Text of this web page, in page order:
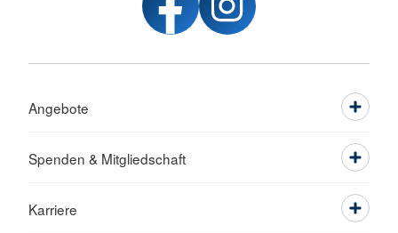
Angebote
Spenden & Mitgliedschaft
Karriere